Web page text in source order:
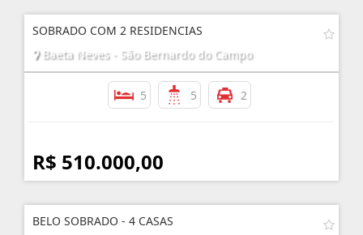
SOBRADO COM 2 RESIDENCIAS
Baeta Neves - São Bernardo do Campo
5 5 2
R$ 510.000,00
BELO SOBRADO - 4 CASAS